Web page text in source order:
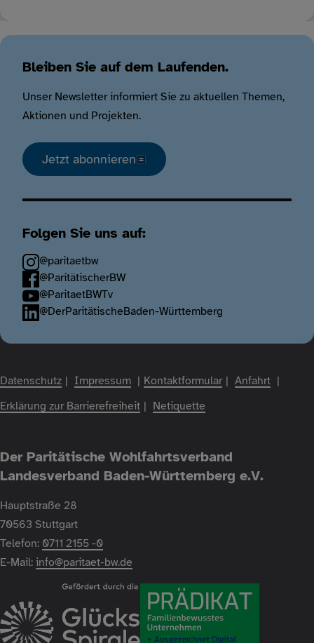
Bleiben Sie auf dem Laufenden.
Unser Newsletter informiert Sie zu aktuellen Themen,
Aktionen und Projekten.
Jetzt abonnieren
Folgen Sie uns auf:
@paritaetbw
@ParitätischerBW
@ParitaetBWTv
@DerParitätischeBaden-Württemberg
Fußzeile
Datenschutz Impressum Kontaktformular
Anfahrt
Erklärung zur Barrierefreiheit
Netiquette
Der Paritätische Wohlfahrtsverband
Landesverband Baden-Württemberg e.V.
Hauptstraße 28
70563 Stuttgart
Telefon: 0711 2155 -0
E-Mail: info@paritaet-bw.de